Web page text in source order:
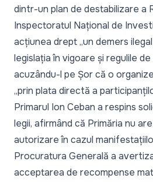
dintr-un plan de destabilizare a
Inspectoratul Național de
acțiunea drept „un demers
legislația în vigoare și regulile de
acuzându-l pe Șor că o
„prin plata directă a
Primarul Ion Ceban a respins
legii, afirmând că Primăria nu
autorizare în cazul
Procuratura Generală a
acceptarea de recompense